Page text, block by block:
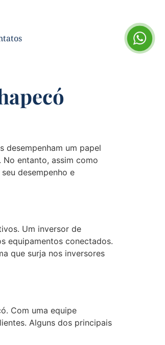
desempenham um papel
entanto, assim como
desempenho e
Um inversor de
equipamentos conectados.
que surja nos inversores
Com uma equipe
Alguns dos principais